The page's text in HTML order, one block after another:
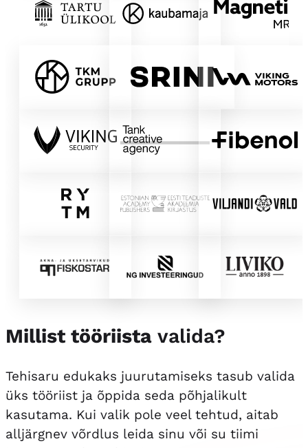
Millist tööriista valida?
Tehisaru edukaks juurutamiseks tasub valida
üks tööriist ja õppida seda põhjalikult
kasutama. Kui valik pole veel tehtud, aitab
alljärgnev võrdlus leida sinu või su tiimi